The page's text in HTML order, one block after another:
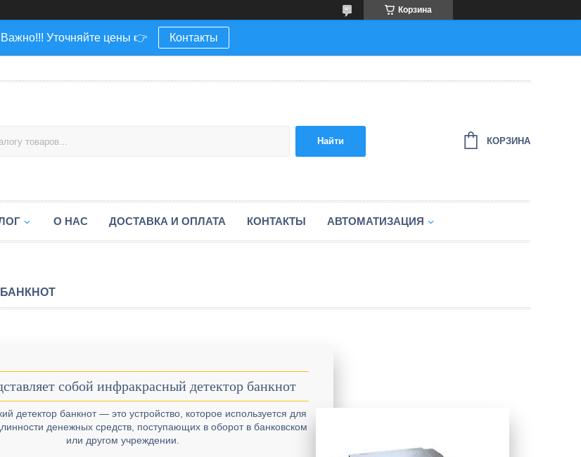
Корзина
Уточняйте цены 👉 Контакты
Найти КОРЗИНА
О НАС ДОСТАВКА И ОПЛАТА КОНТАКТЫ АВТОМАТИЗАЦИЯ
собой инфракрасный детектор банкнот
детектор банкнот — это устройство, которое используется для
денежных средств, поступающих в оборот в банковском
или другом учреждении.